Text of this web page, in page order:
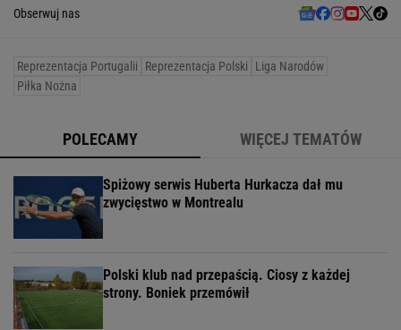
Obserwuj nas
Reprezentacja Portugalii Reprezentacja Polski
Liga Narodów
Piłka Nożna
POLECAMY WIĘCEJ TEMATÓW
Spiżowy serwis Huberta Hurkacza dał mu
zwycięstwo w Montrealu
Polski klub nad przepaścią. Ciosy z każdej
strony. Boniek przemówił